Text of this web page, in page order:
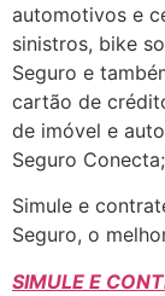
automotivos e
sinistros, bike
Seguro e
cartão de
de imóvel e
Seguro
Simule e
Seguro, o
SIMULE E